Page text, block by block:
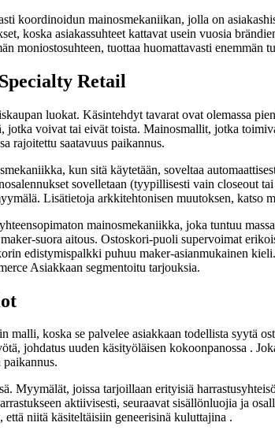
koordinoidun mainosmekaniikan, jolla on
koska asiakassuhteet kattavat usein vuosia
moniostosuhteen, tuottaa huomattavasti enemmän
Retail
luokat. Käsintehdyt tavarat ovat olemassa
jotka voivat tai eivät toista. Mainosmallit, jotka
rajoitettu saatavuus paikannus.
kun sitä käytetään, soveltaa
sovelletaan (tyypillisesti vain closeout
Lisätietoja arkkitehtonisen muutoksen, katso
mainosmekaniikka, joka tuntuu
suora aitous. Ostoskori-puoli supervoimat
edistymispalkki puhuu maker-asianmukainen
Asiakkaan segmentoitu tarjouksia.
koska se palvelee asiakkaan todellista syytä
johdatus uuden käsityöläisen kokoonpanossa .
Myymälät, joissa tarjoillaan erityisiä
aktiivisesti, seuraavat sisällönluojia ja
niitä käsiteltäisiin geneerisinä kuluttajina .